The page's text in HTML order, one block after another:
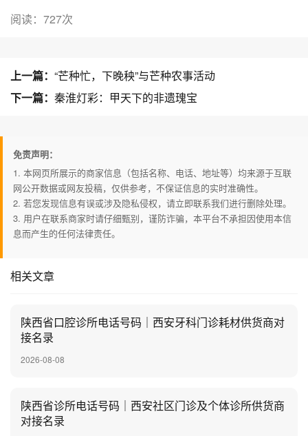
阅读：727次
上一篇： “芒种忙，下晚秧”与芒种农事活动
下一篇： 秦淮灯彩：甲天下的非遗瑰宝
免责声明：
1. 本网页所展示的商家信息（包括名称、电话、地址等）均来源于互联
网公开数据或网友投稿，仅供参考，不保证信息的实时准确性。
2. 若您发现信息有误或涉及隐私侵权，请立即联系我们进行删除处理。
3. 用户在联系商家时请仔细甄别，谨防诈骗，本平台不承担因使用本信
息而产生的任何法律责任。
相关文章
陕西省口腔诊所电话号码｜西安牙科门诊耗材供货商对
接名录
2026-08-08
陕西省诊所电话号码｜西安社区门诊及个体诊所供货商
对接名录